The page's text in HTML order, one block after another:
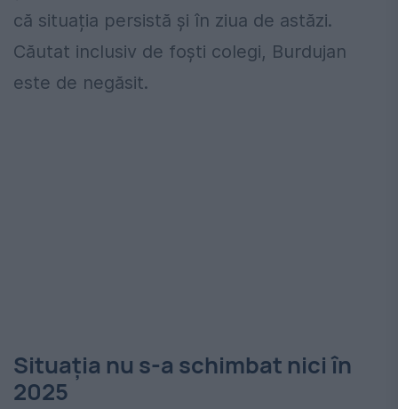
că situația persistă și în ziua de astăzi.
Căutat inclusiv de foști colegi, Burdujan
este de negăsit.
Situația nu s-a schimbat nici în
2025